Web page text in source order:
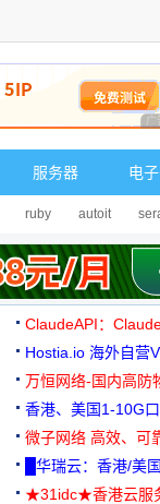
广
服务器 电
ruby autoit
ClaudeAPI：
Hostia.io 海外自营
万恒网络-国内高防
99元/月起
香港、美国1-10G
微子网络 高效、可
█华瑞云：香港/美
★31idc★香港云服